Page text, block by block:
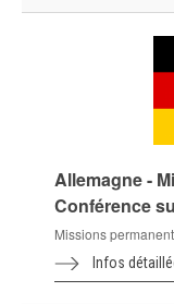
Allemagne -
Conférence
Missions
Infos